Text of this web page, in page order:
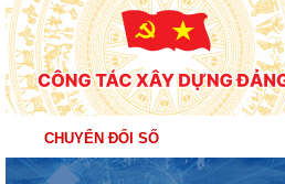
CHUYỂN ĐỔI SỐ